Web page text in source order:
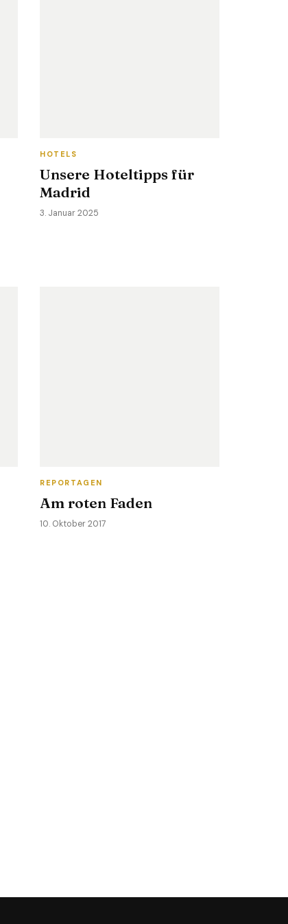
HOTELS
Unsere Hoteltipps für
Madrid
3. Januar 2025
REPORTAGEN
Am roten Faden
10. Oktober 2017